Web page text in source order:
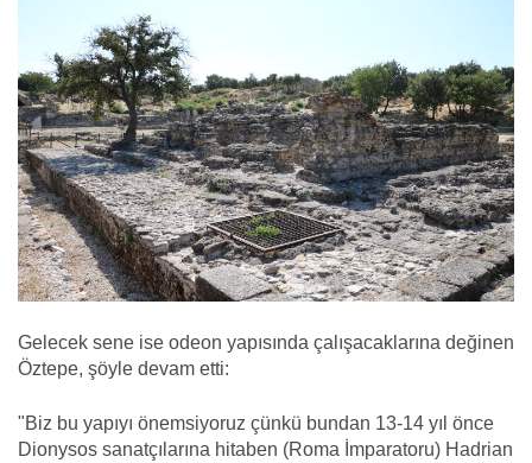
Gelecek sene ise odeon yapısında çalışacaklarına değinen
Öztepe, şöyle devam etti:
"Biz bu yapıyı önemsiyoruz çünkü bundan 13-14 yıl önce
Dionysos sanatçılarına hitaben (Roma İmparatoru) Hadrian